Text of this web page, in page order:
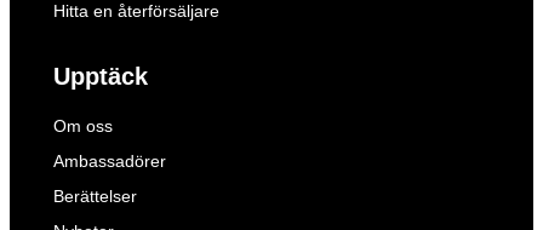
Hitta en återförsäljare
Upptäck
Om oss
Ambassadörer
Berättelser